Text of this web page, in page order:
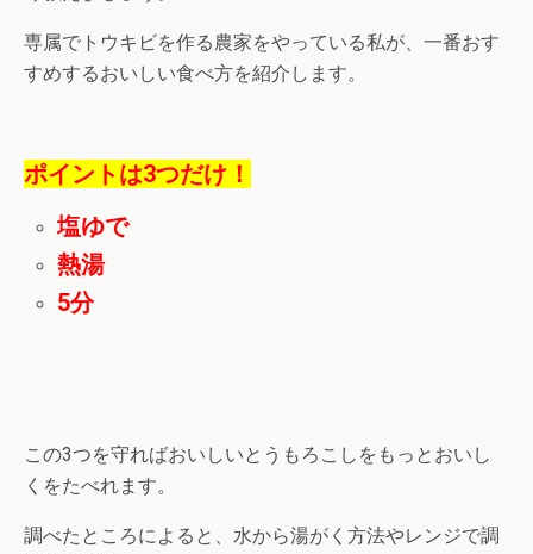
専属でトウキビを作る農家をやっている私が、一番おす
すめするおいしい食べ方を紹介します。
ポイントは3つだけ！
塩ゆで
熱湯
5分
この3つを守ればおいしいとうもろこしをもっとおいし
くをたべれます。
調べたところによると、水から湯がく方法やレンジで調